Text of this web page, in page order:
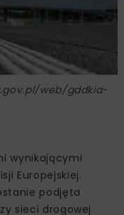
web/gddkia-
wynikającymi
Europejskiej.
podjęta
sieci drogowej